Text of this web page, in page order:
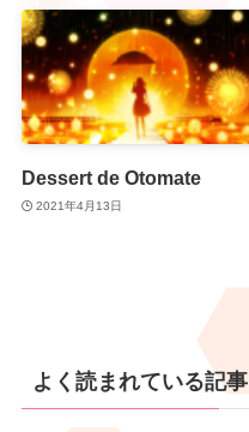
Dessert de Otomate
2021年4月13日
よく読まれている記事